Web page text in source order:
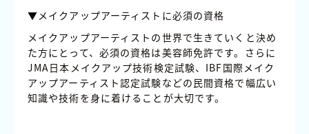
▼メイクアップアーティストに必須の資格
メイクアップアーティストの世界で生きていくと決め
た方にとって、必須の資格は美容師免許です。さらに
JMA日本メイクアップ技術検定試験、IBF国際メイク
アップアーティスト認定試験などの民間資格で幅広い
知識や技術を身に着けることが大切です。